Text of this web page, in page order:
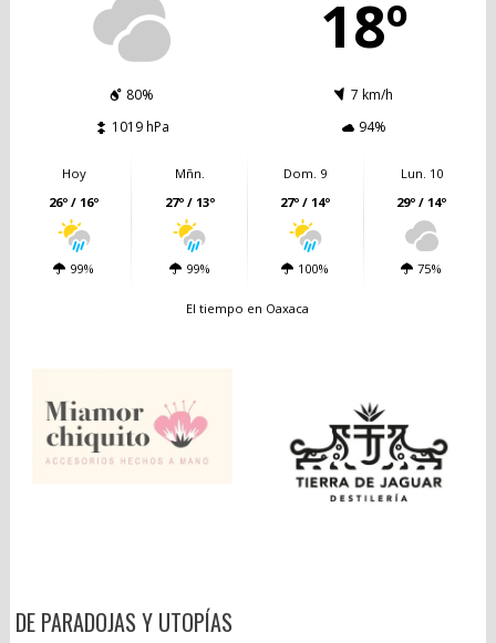
18º
80%
7 km/h
1019 hPa
94%
Hoy
26º / 16º
99%
Mñn.
27º / 13º
99%
Dom. 9
27º / 14º
100%
Lun. 10
29º / 14º
75%
El tiempo en Oaxaca
DE PARADOJAS Y UTOPÍAS